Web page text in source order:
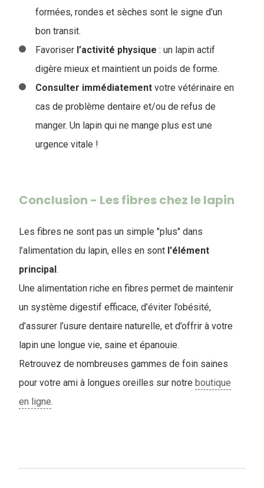
formées, rondes et sèches sont le signe d’un
bon transit.
Favoriser l’activité physique : un lapin actif
digère mieux et maintient un poids de forme.
Consulter immédiatement votre vétérinaire en
cas de problème dentaire et/ou de refus de
manger. Un lapin qui ne mange plus est une
urgence vitale !
Conclusion - Les fibres chez le lapin
Les fibres ne sont pas un simple "plus" dans
l’alimentation du lapin, elles en sont l'élément
principal.
Une alimentation riche en fibres permet de maintenir
un système digestif efficace, d’éviter l’obésité,
d’assurer l’usure dentaire naturelle, et d’offrir à votre
lapin une longue vie, saine et épanouie.
Retrouvez de nombreuses gammes de foin saines
pour votre ami à longues oreilles sur notre boutique
en ligne.